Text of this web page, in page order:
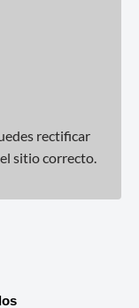
rectificar
sitio correcto.